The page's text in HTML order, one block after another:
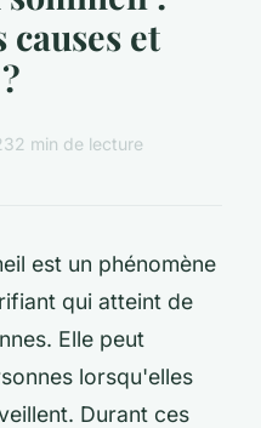
causes et
2 min de lecture
est un phénomène
qui atteint de
Elle peut
lorsqu'elles
Durant ces